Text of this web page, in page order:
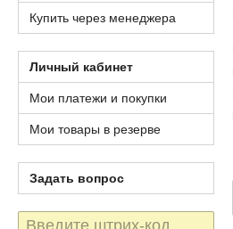
Купить через менеджера
Личный кабинет
Мои платежи и покупки
Мои товары в резерве
Задать вопрос
Штрих-